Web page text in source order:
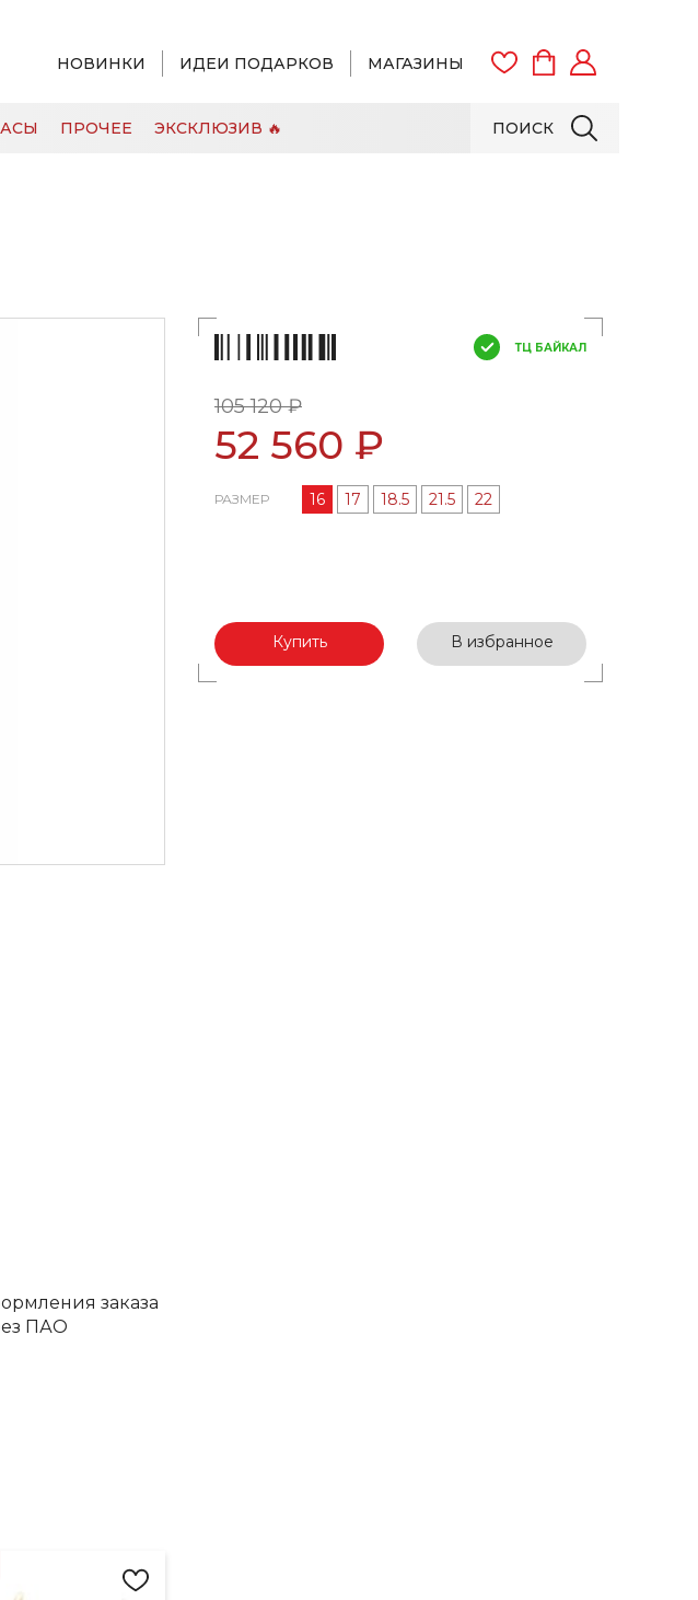
НОВИНКИ ИДЕИ ПОДАРКОВ МАГАЗИНЫ
ПОИСК
ПРОЧЕЕ ЭКСКЛЮЗИВ 🔥
заказа
ПАО
ТЦ БАЙКАЛ
105 120 ₽
52 560 ₽
РАЗМЕР 16 17 18.5 21.5 22
Купить В избранное